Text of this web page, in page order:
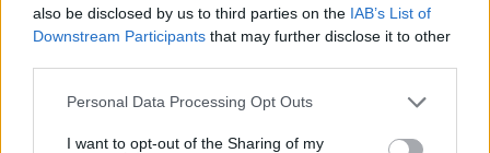
also be disclosed by us to third parties on the IAB’s List of
Downstream Participants that may further disclose it to other
Personal Data Processing Opt Outs
I want to opt-out of the Sharing of my